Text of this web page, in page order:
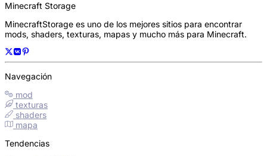
Minecraft Storage
MinecraftStorage es uno de los mejores sitios para encontrar
mods, shaders, texturas, mapas y mucho más para Minecraft.
Navegación
mod
texturas
shaders
mapa
Tendencias